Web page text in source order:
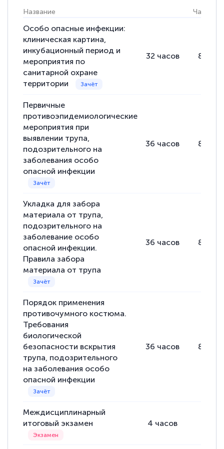
Выражаю благодарность за курс
повышения квалификации "Эксперт ЕГЭ по
русскому языку и литературе". Много
полезных материалов помогли
подготовиться к тестированию. Это
книги, методические рекомендации,
достаточно. Курс помогает пройти
аттестацию в школе. Спасибо!
Евгения Коротких
Знаток города 2 уровня
12 марта 2026
Спасибо большое Академии! Грамотное,
вежливое сопровождение! Всё чётко и
понятно! Проходила повышение
квалификации. Ещё раз - СПАСИБО!
Елена Петрикс
Знаток города 5 уровня
11 марта 2026
Всем добрый день! Я прошла курс
повышени каалификации по
специальности «Тренер-преподаватель
подчеркуть, что при обращении
оперативно связались со мной
Название Часы
Особо опасные инфекции:
клиническая картина,
инкубационный период и
мероприятия по
санитарной охране
территории
32 часов 8
Первичные
противоэпидемиологические
мероприятия при
выявлении трупа,
подозрительного на
заболевания особо
опасной инфекции
36 часов 8
Укладка для забора
материала от трупа,
подозрительного на
заболевание особо
опасной инфекции.
Правила забора
материала от трупа
36 часов 8
Порядок применения
противочумного костюма.
Требования
биологической
безопасности вскрытия
трупа, подозрительного
на заболевания особо
опасной инфекции
36 часов 8
Междисциплинарный
итоговый экзамен
4 часов